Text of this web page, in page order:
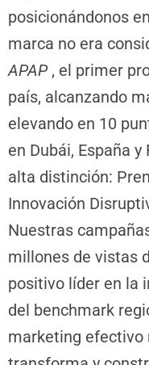
posicionándonos
marca no era
APAP, el primer
país, alcanzando
elevando en 10
en Dubái, España
alta distinción:
Innovación
Nuestras
millones de vistas
positivo líder en la
del benchmark
marketing efectivo